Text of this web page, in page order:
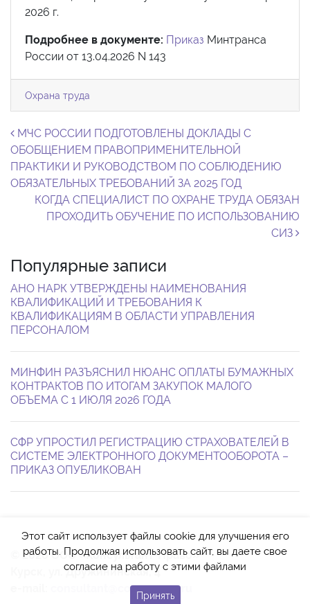
2026 г.
Подробнее в документе: Приказ Минтранса
России от 13.04.2026 N 143
Охрана труда
Навигация по записям
МЧС РОССИИ ПОДГОТОВЛЕНЫ ДОКЛАДЫ С
ОБОБЩЕНИЕМ ПРАВОПРИМЕНИТЕЛЬНОЙ
ПРАКТИКИ И РУКОВОДСТВОМ ПО СОБЛЮДЕНИЮ
ОБЯЗАТЕЛЬНЫХ ТРЕБОВАНИЙ ЗА 2025 ГОД
КОГДА СПЕЦИАЛИСТ ПО ОХРАНЕ ТРУДА ОБЯЗАН
ПРОХОДИТЬ ОБУЧЕНИЕ ПО ИСПОЛЬЗОВАНИЮ
СИЗ
Популярные записи
АНО НАРК УТВЕРЖДЕНЫ НАИМЕНОВАНИЯ
КВАЛИФИКАЦИЙ И ТРЕБОВАНИЯ К
КВАЛИФИКАЦИЯМ В ОБЛАСТИ УПРАВЛЕНИЯ
ПЕРСОНАЛОМ
МИНФИН РАЗЪЯСНИЛ НЮАНС ОПЛАТЫ БУМАЖНЫХ
КОНТРАКТОВ ПО ИТОГАМ ЗАКУПОК МАЛОГО
ОБЪЕМА С 1 ИЮЛЯ 2026 ГОДА
СФР УПРОСТИЛ РЕГИСТРАЦИЮ СТРАХОВАТЕЛЕЙ В
СИСТЕМЕ ЭЛЕКТРОННОГО ДОКУМЕНТООБОРОТА –
ПРИКАЗ ОПУБЛИКОВАН
© 2026 ООО «Консультант-Право»
Курск, ул. Дружининская, 4
consultant@cons-pravo.ru
Этот сайт использует файлы cookie для улучшения его
работы. Продолжая использовать сайт, вы даете свое
согласие на работу с этими файлами
Принять